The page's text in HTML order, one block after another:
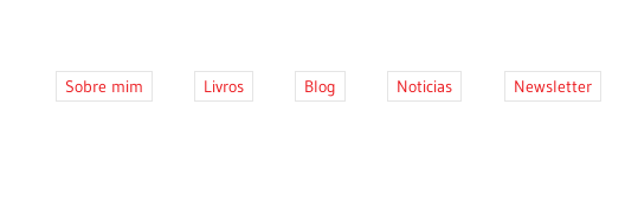
Sobre mim Livros Blog Noticias Newsletter